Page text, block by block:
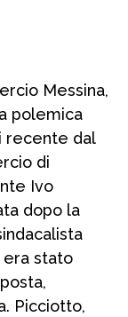
Messina,
polemica
recente dal
di
Ivo
dopo la
era stato
Picciotto,